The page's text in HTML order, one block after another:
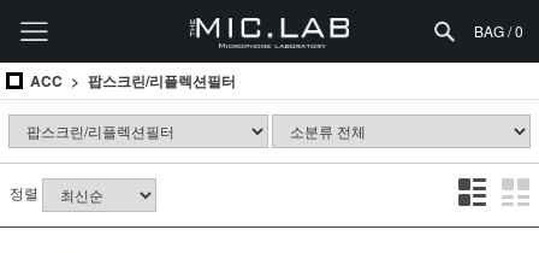
BAG /0
ACC 팝스크린/리플렉션필터
정렬